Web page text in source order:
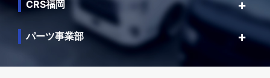
CRS福岡
パーツ事業部